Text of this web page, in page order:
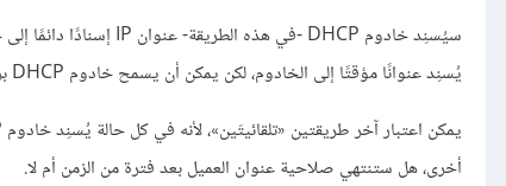
يُسنِد عنوانًا مؤقتًا إلى الخادوم، لكن يمكن أن يسمح خادوم DHCP بزمن تأجير «لا نهائي».
أخرى، هل ستنتهي صلاحية عنوان العميل بعد فترة من الزمن أم لا.